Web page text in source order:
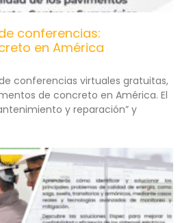
conferencias:
en América
conferencias virtuales gratuitas,
de concreto en América. El
y reparación” y